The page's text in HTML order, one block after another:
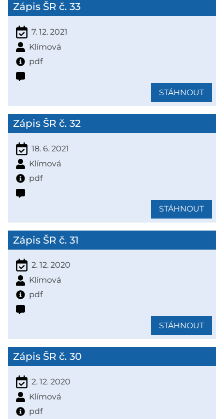
Zápis ŠR č. 33
7. 12. 2021
Klímová
pdf
STÁHNOUT
Zápis ŠR č. 32
18. 6. 2021
Klímová
pdf
STÁHNOUT
Zápis ŠR č. 31
2. 12. 2020
Klímová
pdf
STÁHNOUT
Zápis ŠR č. 30
2. 12. 2020
Klímová
pdf